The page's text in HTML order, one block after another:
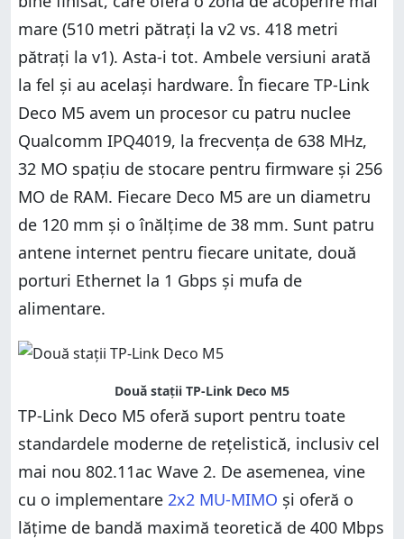
mare (510 metri pătrați la v2 vs. 418 metri
pătrați la v1). Asta-i tot. Ambele versiuni arată
la fel și au același hardware. În fiecare TP-Link
Deco M5 avem un procesor cu patru nuclee
Qualcomm IPQ4019, la frecvența de 638 MHz,
32 MO spațiu de stocare pentru firmware și 256
MO de RAM. Fiecare Deco M5 are un diametru
de 120 mm și o înălțime de 38 mm. Sunt patru
antene internet pentru fiecare unitate, două
porturi Ethernet la 1 Gbps și mufa de
alimentare.
Două stații TP-Link Deco M5
TP-Link Deco M5 oferă suport pentru toate
standardele moderne de rețelistică, inclusiv cel
mai nou 802.11ac Wave 2. De asemenea, vine
cu o implementare 2x2 MU-MIMO și oferă o
lățime de bandă maximă teoretică de 400 Mbps